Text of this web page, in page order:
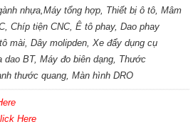
nhựa,Máy tổng hợp, Thiết bị ô tô, Mâm
Chíp tiện CNC, Ê tô phay, Dao phay
mài, Dây molipden, Xe đẩy dụng cụ
dao BT, Máy đo biên dạng, Thước
thước quang, Màn hình DRO
Here